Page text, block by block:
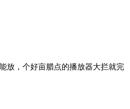
放，个好亩腊点的播放器大拦就完